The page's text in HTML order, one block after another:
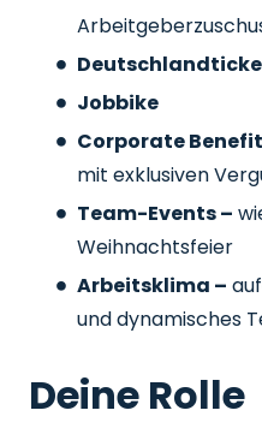
Jobbike
Corporate
mit exklusiven
Team-Events –
Weihnachtsfeier
Arbeitsklima –
und dynamisches
Deine Rolle